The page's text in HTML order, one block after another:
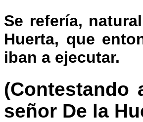
Se refería,
Huerta, que
iban a ejecutar.
señor De la